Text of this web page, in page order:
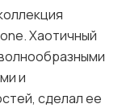
Хаотичный
и
сделал ее